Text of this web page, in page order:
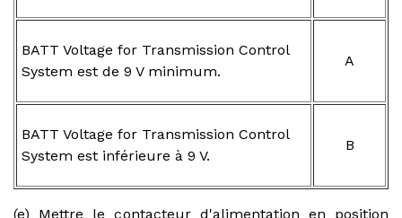
BATT Voltage for Transmission Control
System est de 9 V minimum.
A
BATT Voltage for Transmission Control
System est inférieure à 9 V.
B
(e) Mettre le contacteur d'alimentation en position